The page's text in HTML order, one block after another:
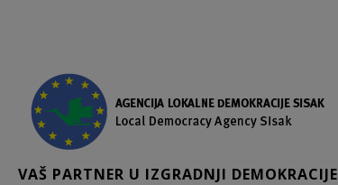
VAŠ PARTNER U IZGRADNJI DEMOKRACIJE